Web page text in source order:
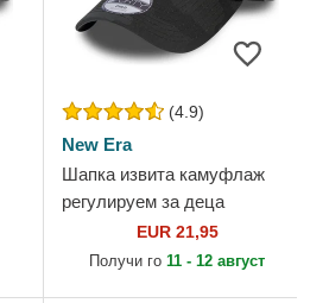
(4.9)
New Era
Шапка извита камуфлаж
регулируем за деца
9FORTY League Essential
на New York Yankees MLB
EUR 21,95
Получи го 11 - 12 август